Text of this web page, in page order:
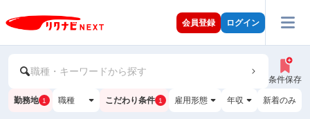
会員登録 ログイン
職種・キーワードから探す
条件保存
勤務地 1 職種 こだわり条件 1 雇用形態 年収 新着のみ